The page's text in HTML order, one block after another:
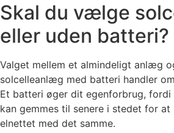
Skal du vælge
eller uden batteri?
Valget mellem et almindeligt anlæg
solcelleanlæg med batteri handler
Et batteri øger dit egenforbrug, fordi
kan gemmes til senere i stedet for
elnettet med det samme.